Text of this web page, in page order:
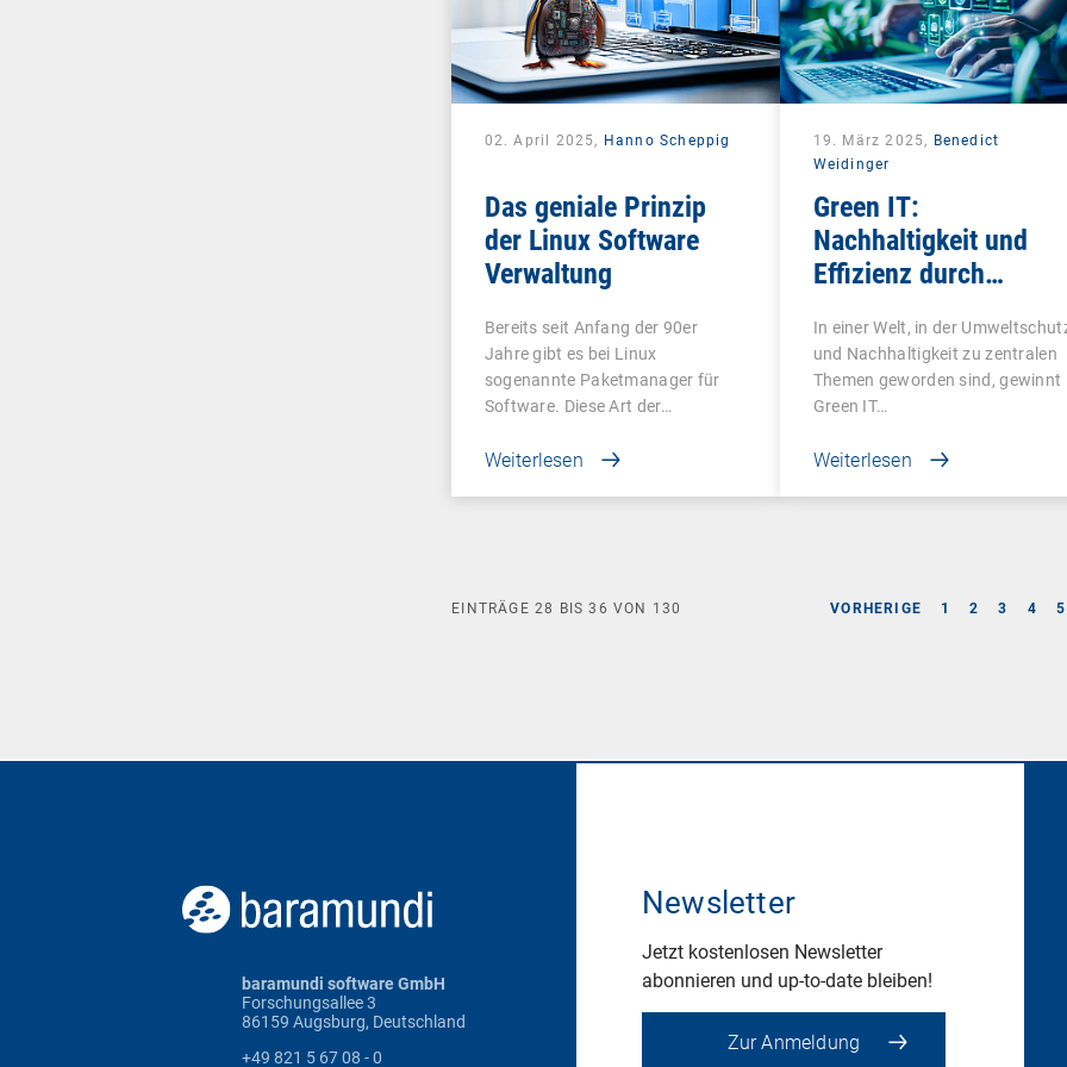
02. April 2025, Hanno Scheppig
Das geniale Prinzip
der Linux Software
Verwaltung
Bereits seit Anfang der 90er
Jahre gibt es bei Linux
sogenannte Paketmanager für
Software. Diese Art der…
Weiterlesen
19. März 2025, Benedict
Weidinger
Green IT:
Nachhaltigkeit und
Effizienz durch
Management
In einer Welt, in der
und Nachhaltigkeit zu zentralen
Themen geworden sind, gewinnt
Green IT…
Weiterlesen
VORHERIGE 1 2 3 4 5
EINTRÄGE 28 BIS36 VON 130
baramundi software GmbH
Forschungsallee 3
86159 Augsburg, Deutschland
+49 821 5 67 08 - 0
Newsletter
Jetzt kostenlosen Newsletter
abonnieren und up-to-date bleiben!
Zur Anmeldung